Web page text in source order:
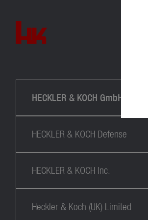
HECKLER & KOCH GmbH
HECKLER & KOCH Defense
HECKLER & KOCH Inc.
Heckler & Koch (UK) Limited